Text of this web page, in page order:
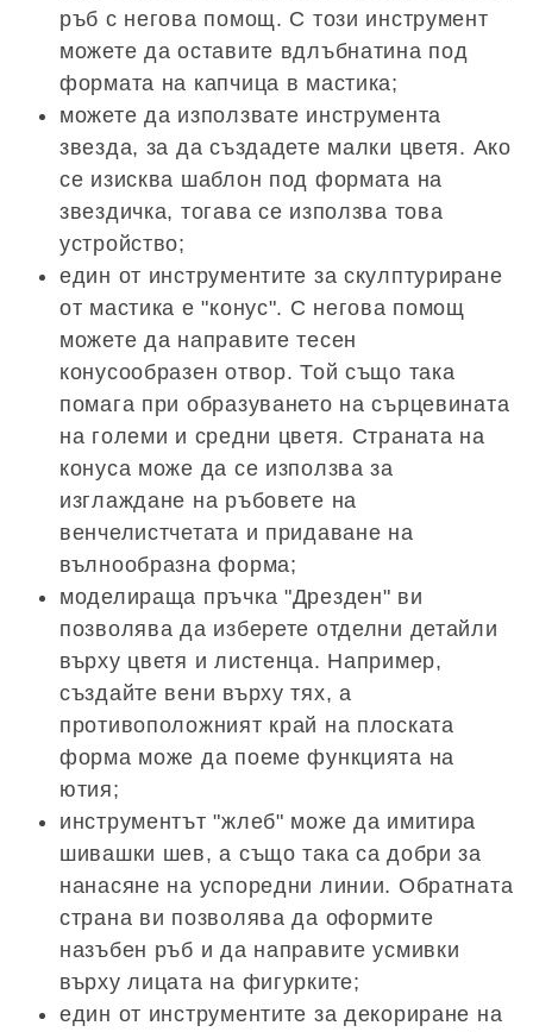
ръб с негова помощ. С този инструмент
можете да оставите вдлъбнатина под
формата на капчица в мастика;
можете да използвате инструмента
звезда, за да създадете малки цветя. Ако
се изисква шаблон под формата на
звездичка, тогава се използва това
устройство;
един от инструментите за скулптуриране
от мастика е "конус". С негова помощ
можете да направите тесен
конусообразен отвор. Той също така
помага при образуването на сърцевината
на големи и средни цветя. Страната на
конуса може да се използва за
изглаждане на ръбовете на
венчелистчетата и придаване на
вълнообразна форма;
моделираща пръчка "Дрезден" ви
позволява да изберете отделни детайли
върху цветя и листенца. Например,
създайте вени върху тях, а
противоположният край на плоската
форма може да поеме функцията на
ютия;
инструментът "жлеб" може да имитира
шивашки шев, а също така са добри за
нанасяне на успоредни линии. Обратната
страна ви позволява да оформите
назъбен ръб и да направите усмивки
върху лицата на фигурките;
един от инструментите за декориране на